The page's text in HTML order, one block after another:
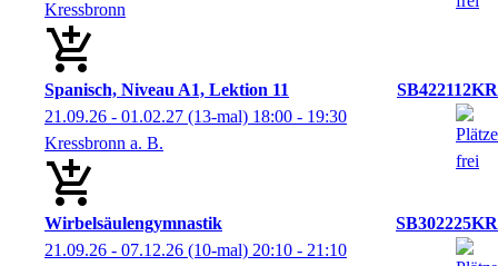
Kressbronn
Spanisch, Niveau A1, Lektion 11
SB422112KR
21.09.26 - 01.02.27 (13-mal) 18:00 - 19:30
Kressbronn a. B.
Wirbelsäulengymnastik
SB302225KR
21.09.26 - 07.12.26 (10-mal) 20:10 - 21:10